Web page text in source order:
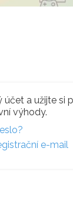
a užijte si
výhody.
e-mail